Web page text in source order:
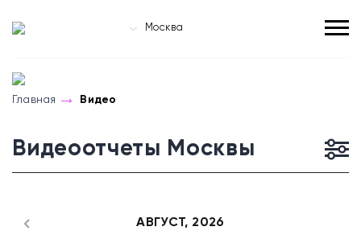
Москва
Главная Видео
Видеоотчеты Москвы
АВГУСТ, 2026